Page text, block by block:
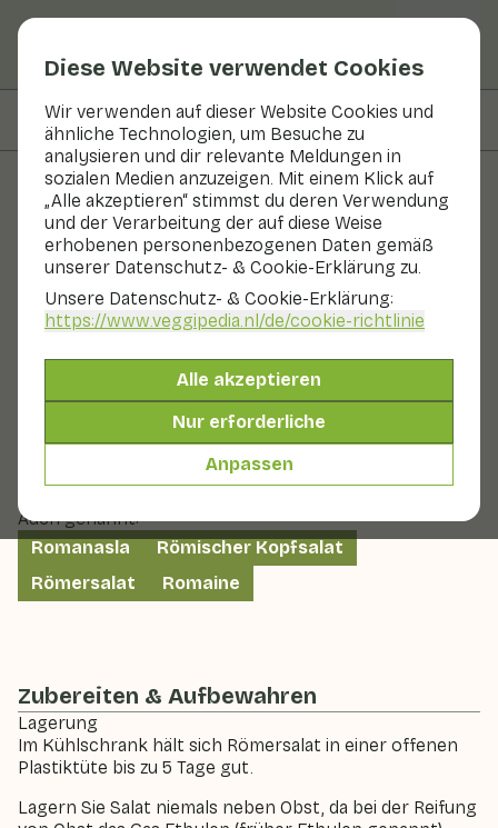
Diese Website verwendet Cookies
Wir verwenden auf dieser Website Cookies und
ähnliche Technologien, um Besuche zu
analysieren und dir relevante Meldungen in
sozialen Medien anzuzeigen. Mit einem Klick auf
„Alle akzeptieren“ stimmst du deren Verwendung
und der Verarbeitung der auf diese Weise
erhobenen personenbezogenen Daten gemäß
unserer Datenschutz- & Cookie-Erklärung zu.
Unsere Datenschutz- & Cookie-Erklärung:
https://www.veggipedia.nl/de/cookie-richtlinie
Alle akzeptieren
Nur erforderliche
Anpassen
Auf dieser Seite Zubereiten & Aufbewahren
Obst und Gemüse
Romanasla
In Saison Gemüse Kühlschrank
genannt. Dieser lange Salatkopf gehört zur Gattung
der Römersalate. Er wird in den südeuropäischen
Ländern häufig gegessen. Der Salat wächst gerade
nach oben. Roh schmeckt dieser Salat etwas herber als
Kopfsalat. Die Blätter sind auch etwas fester.
Römischer Salat ist der Salat im authentischen Rezept
Auch genannt:
Romanasla
Römischer Kopfsalat
Römersalat
Romaine
Zubereiten & Aufbewahren
Lagerung
Im Kühlschrank hält sich Römersalat in einer offenen
Plastiktüte bis zu 5 Tage gut.
Lagern Sie Salat niemals neben Obst, da bei der Reifung